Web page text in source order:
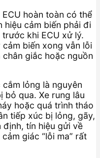
hoàn toàn có thể
hiệu cảm biến phải đi
khi ECU xử lý.
biến xong vẫn lỗi
giắc hoặc nguồn
lỏng là nguyên
bỏ qua. Xe rung lâu
hoặc quá trình tháo
tiếp xúc bị lỏng, gãy,
định, tín hiệu gửi về
giác “lỗi ma” rất